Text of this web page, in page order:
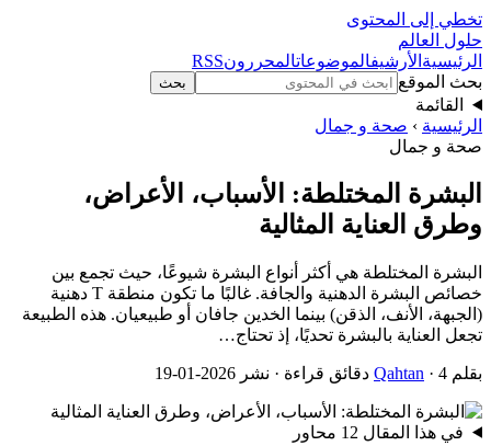
تخطي إلى المحتوى
حلول العالم
الرئيسية الأرشيفالموضوعاتالمحررونRSS
بحث الموقع
بحث
القائمة
الرئيسية › صحة و جمال
صحة و جمال
البشرة المختلطة: الأسباب، الأعراض،
وطرق العناية المثالية
البشرة المختلطة هي أكثر أنواع البشرة شيوعًا، حيث تجمع بين
خصائص البشرة الدهنية والجافة. غالبًا ما تكون منطقة T دهنية
(الجبهة، الأنف، الذقن) بينما الخدين جافان أو طبيعيان. هذه الطبيعة
تجعل العناية بالبشرة تحديًا، إذ تحتاج…
بقلم Qahtan · 4 دقائق قراءة · نشر 2026-01-19
في هذا المقال 12 محاور